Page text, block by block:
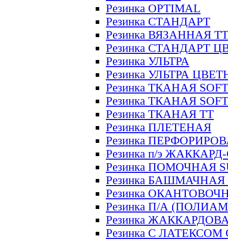
Резинка OPTIMAL
Резинка СТАНДАРТ
Резинка ВЯЗАННАЯ ТТ
Резинка СТАНДАРТ
Резинка УЛЬТРА
Резинка УЛЬТРА
Резинка ТКАНАЯ SOFT
Резинка ТКАНАЯ
Резинка ТКАНАЯ ТТ
Резинка ПЛЕТЕНАЯ
Резинка
Резинка п/э
Резинка ПОМОЧНАЯ
Резинка БАШМАЧНАЯ
Резинка
Резинка П/А
Резинка
Резинка С ЛАТЕКСОМ